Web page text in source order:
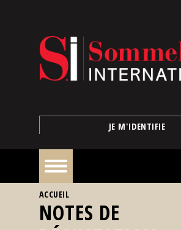
JE M'IDENTIFIE
À
la
une
VOUS ÊTES ICI
ACCUEIL
NOTES DE